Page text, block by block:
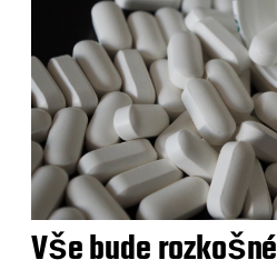
Vše bude rozkošné